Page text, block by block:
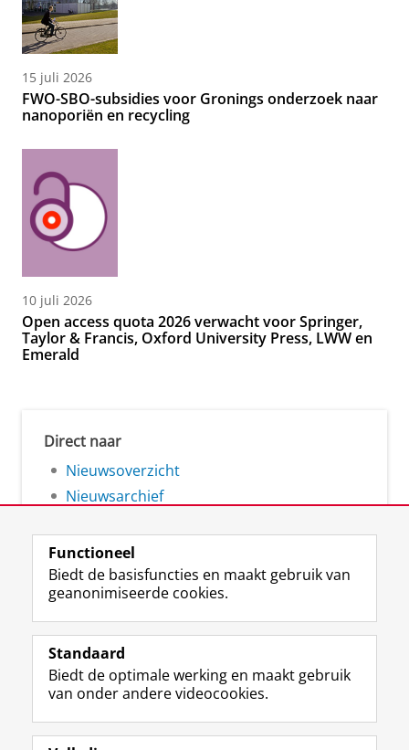
15 juli 2026
FWO-SBO-subsidies voor Gronings onderzoek naar
nanoporiën en recycling
10 juli 2026
Open access quota 2026 verwacht voor Springer,
Taylor & Francis, Oxford University Press, LWW en
Emerald
Direct naar
Nieuwsoverzicht
Nieuwsarchief
Volg de RUG
F
a
e
b
o
L
i
k
e
I
R
S
-
f
e
I
n
t
r
Y
o
T
e
Studiekiezers
Functioneel
Biedt de basisfuncties en maakt gebruik van
geanonimiseerde cookies.
Standaard
Biedt de optimale werking en maakt gebruik
van onder andere videocookies.